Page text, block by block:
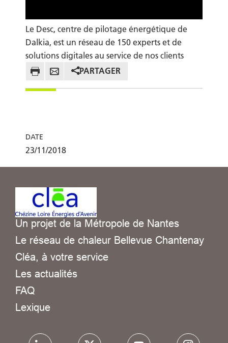
Le Desc, centre de pilotage énergétique de
Dalkia, est un réseau de 150 experts et de
solutions digitales au service de nos clients
PARTAGER
DATE
23/11/2018
Un projet de la Métropole de Nantes
Le réseau de chaleur Bellevue Chantenay
Cléa, à votre service
Les actualités
FAQ
Lexique